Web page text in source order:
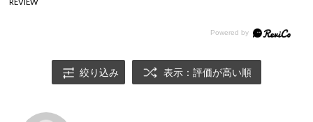
絞り込み 表示：評価が高い順